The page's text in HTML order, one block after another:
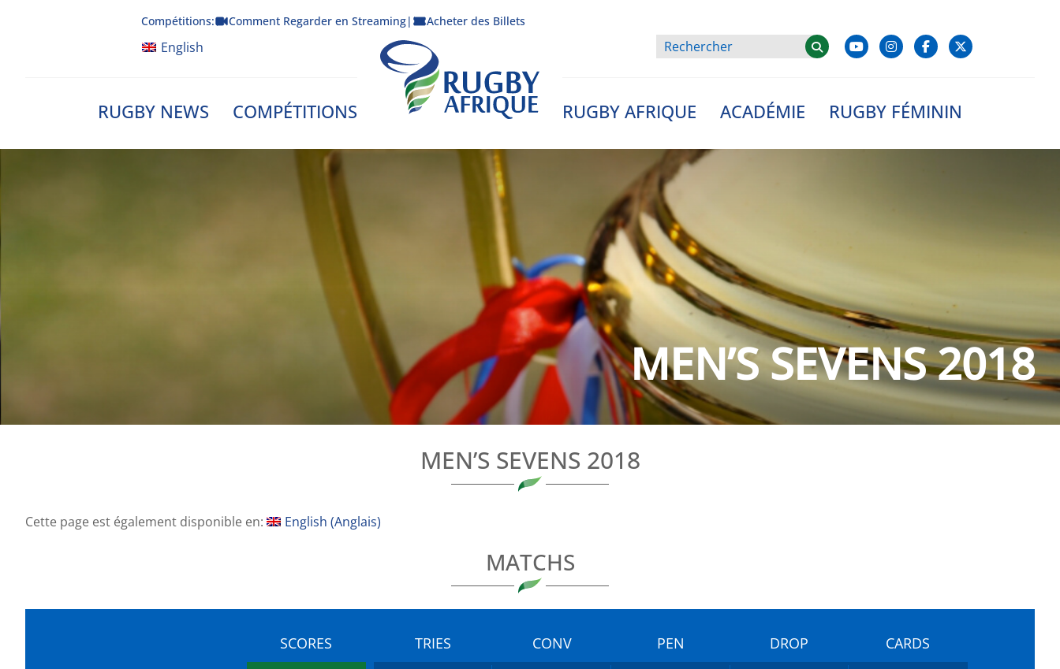
Compétitions: Comment Regarder en Streaming| Acheter des Billets
English
RUGBY NEWS COMPÉTITIONS
Rugby Afrique
RUGBY AFRIQUE ACADÉMIE RUGBY FÉMININ
MEN’S SEVENS 2018
MEN’S SEVENS 2018
Cette page est également disponible en: English (Anglais)
MATCHS
SCORES TRIES CONV PEN DROP CARDS